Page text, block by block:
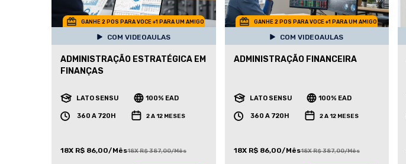
GANHE 2 POS PARA VOCE +1 PARA UM AMIGO
COM VIDEOAULAS
ADMINISTRAÇÃO ESTRATÉGICA EM
FINANÇAS
LATO SENSU 100% EAD
360 A 720H 2 A 12 MESES
18X R$ 86,00/Mês18X R$ 387,00/Mês
GANHE 2 POS PARA VOCE +1 PARA UM AMIGO
COM VIDEOAULAS
ADMINISTRAÇÃO FINANCEIRA
LATO SENSU 100% EAD
360 A 720H 2 A 12 MESES
18X R$ 86,00/Mês18X R$ 387,00/Mês